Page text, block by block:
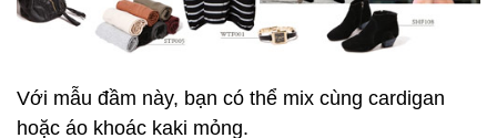
Với mẫu đầm này, bạn có thể mix cùng cardigan
hoặc áo khoác kaki mỏng.